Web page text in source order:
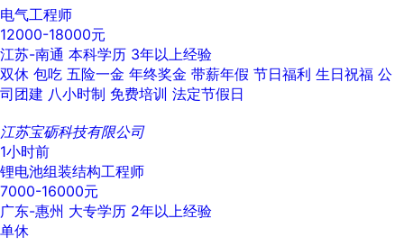
电气工程师
12000-18000元
江苏-南通 本科学历 3年以上经验
双休 包吃 五险一金 年终奖金 带薪年假 节日福利 生日祝福 公
司团建 八小时制 免费培训 法定节假日
江苏宝砺科技有限公司
1小时前
锂电池组装结构工程师
7000-16000元
广东-惠州 大专学历 2年以上经验
单休